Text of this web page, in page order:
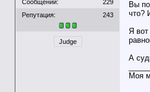
Сообщений:
229
Репутация:
243
Judge
Вы
что?
Я вот
А
Моя